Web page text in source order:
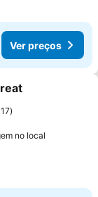
Ver preços
favoritos
no local